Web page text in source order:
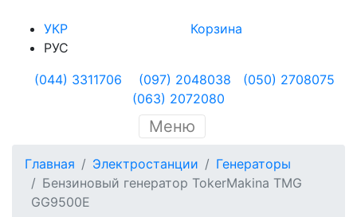
УКР
РУС
Корзина
(044) 3311706 (097) 2048038
(050) 2708075
(063) 2072080
Меню
Главная Электростанции
Генераторы
Бензиновый генератор TokerMakina TMG
GG9500E